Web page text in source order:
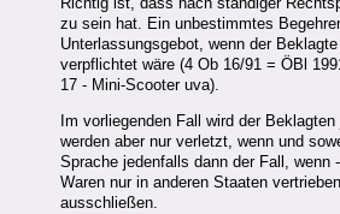
zu sein hat. Ein unbestimmtes
Unterlassungsgebot, wenn der
verpflichtet wäre (4 Ob 16/91 = ÖBl
17 - Mini-Scooter uva).
Im vorliegenden Fall wird der
werden aber nur verletzt, wenn und
Sprache jedenfalls dann der Fall,
Waren nur in anderen Staaten
ausschließen.